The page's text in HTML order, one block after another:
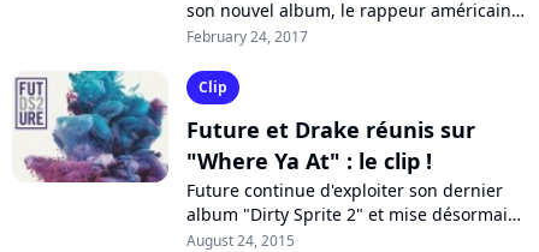
son nouvel album, le rappeur américain
Future double la mise avec "HNDRXX", un
February 24, 2017
Clip
Future et Drake réunis sur
"Where Ya At" : le clip !
Future continue d'exploiter son dernier
album "Dirty Sprite 2" et mise désormais
sur "Where Ya At", en featuring avec
August 24, 2015